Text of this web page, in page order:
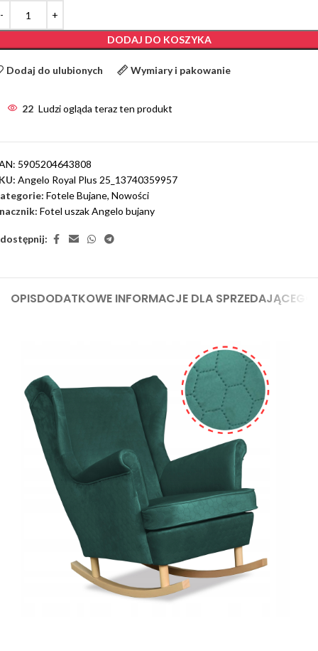
DODAJ DO KOSZYKA
Dodaj do ulubionych Wymiary i pakowanie
22 Ludzi ogląda teraz ten produkt
5905204643808
Angelo Royal Plus 25_13740359957
Fotele Bujane, Nowości
Fotel uszak Angelo bujany
OPISDODATKOWE INFORMACJE DLA SPRZEDAJĄCEGO